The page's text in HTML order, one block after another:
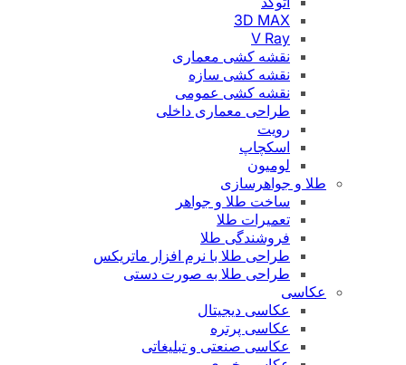
3D MAX
V Ray
نقشه کشی معماری
نقشه کشی سازه
نقشه کشی عمومی
طراحی معماری داخلی
رویت
اسکچاپ
لومیون
طلا و جواهرسازی
ساخت طلا و جواهر
تعمیرات طلا
فروشندگی طلا
طراحی طلا با نرم افزار ماتریکس
طراحی طلا به صورت دستی
عکاسی
عکاسی دیجیتال
عکاسی پرتره
عکاسی صنعتی و تبلیغاتی